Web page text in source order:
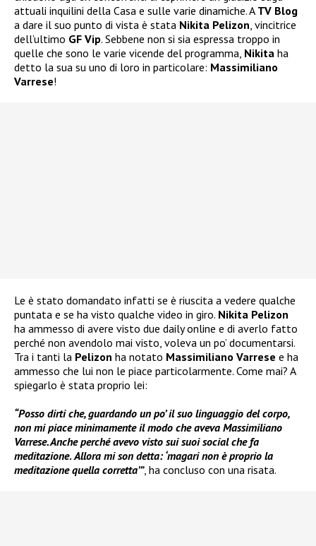
attuali inquilini della Casa e sulle varie dinamiche. A TV Blog
a dare il suo punto di vista è stata Nikita Pelizon , vincitrice
dell’ultimo GF Vip. Sebbene non si sia espressa troppo in
quelle che sono le varie vicende del programma, Nikita ha
detto la sua su uno di loro in particolare: Massimiliano
Varrese!
Le è stato domandato infatti se è riuscita a vedere qualche
puntata e se ha visto qualche video in giro. Nikita Pelizon
ha ammesso di avere visto due daily online e di averlo fatto
perché non avendolo mai visto, voleva un po’ documentarsi.
Tra i tanti la Pelizon ha notato Massimiliano Varrese e ha
ammesso che lui non le piace particolarmente. Come mai? A
spiegarlo è stata proprio lei:
“Posso dirti che, guardando un po’ il suo linguaggio del corpo,
non mi piace minimamente il modo che aveva Massimiliano
Varrese. Anche perché avevo visto sui suoi social che fa
meditazione. Allora mi son detta: ‘magari non è proprio la
meditazione quella corretta’”, ha concluso con una risata.